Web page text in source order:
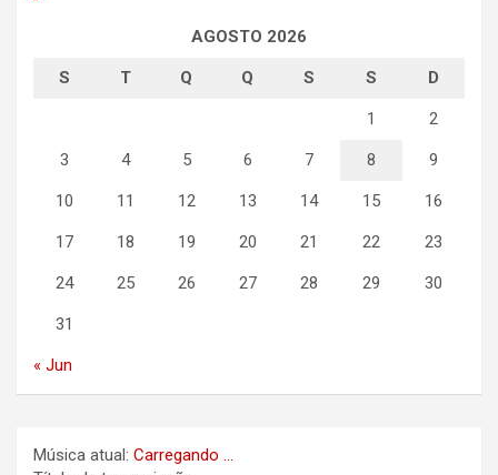
AGOSTO 2026
S T Q Q S S D
1 2
3 4 5 6 7 8 9
10 11 12 13 14 15 16
17 18 19 20 21 22 23
24 25 26 27 28 29 30
31
« Jun
Música atual: Carregando ...